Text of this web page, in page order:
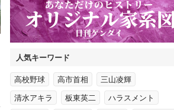
人気キーワード
高校野球 高市首相 三山凌輝
清水アキラ 板東英二 ハラスメント